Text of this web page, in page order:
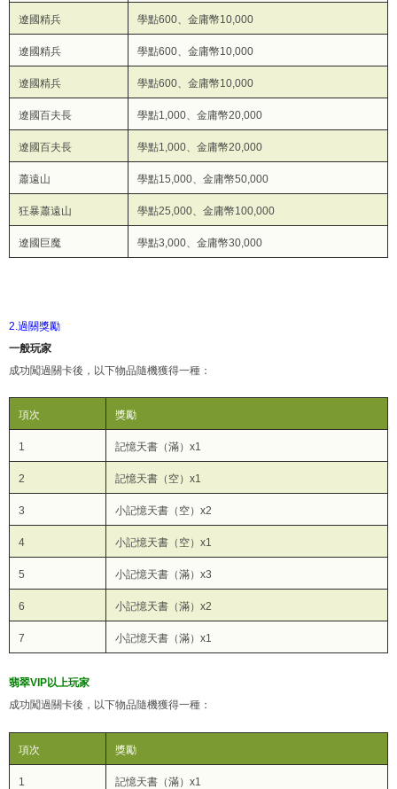
遼國精兵 學點600、金庸幣10,000
遼國精兵 學點600、金庸幣10,000
遼國精兵 學點600、金庸幣10,000
遼國百夫長 學點1,000、金庸幣20,000
遼國百夫長 學點1,000、金庸幣20,000
蕭遠山 學點15,000、金庸幣50,000
狂暴蕭遠山 學點25,000、金庸幣100,000
遼國巨魔 學點3,000、金庸幣30,000
2.過關獎勵
一般玩家
成功闖過關卡後，以下物品隨機獲得一種：
項次 獎勵
1 記憶天書（滿）x1
2 記憶天書（空）x1
3 小記憶天書（空）x2
4 小記憶天書（空）x1
5 小記憶天書（滿）x3
6 小記憶天書（滿）x2
7 小記憶天書（滿）x1
翡翠VIP以上玩家
成功闖過關卡後，以下物品隨機獲得一種：
項次 獎勵
1 記憶天書（滿）x1